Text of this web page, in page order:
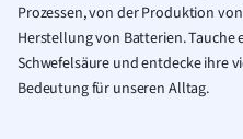
Prozessen, von der Produktion
Herstellung von Batterien. Tauche
Schwefelsäure und entdecke ihre
Bedeutung für unseren Alltag.